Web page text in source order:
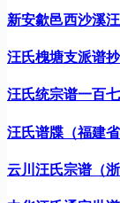
新安歙邑西沙溪
汪氏槐塘支派谱
汪氏统宗谱一百
汪氏谱牒（福建省
云川汪氏宗谱（